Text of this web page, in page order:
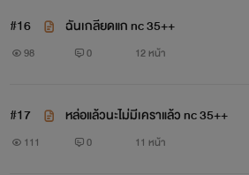
สะอื้นแค่ไหนตอนนี้
ในกล้องยังทำมาแล้ว แค่พี่จูบนิดจูบหน่
#16 ฉันเกลียดแก nc 35++
98 0 12 หน้า
#17 หล่อแล้วนะไม่มีเคราแล้ว nc 35++
111 0 11 หน้า